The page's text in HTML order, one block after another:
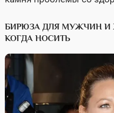
БИРЮЗА ДЛЯ МУЖЧИН
КОГДА НОСИТЬ